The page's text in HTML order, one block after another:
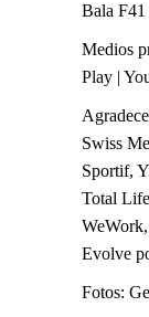
Bala F41
Medios
Play |
Swiss
Sportif,
Total
Evolve
Fotos: